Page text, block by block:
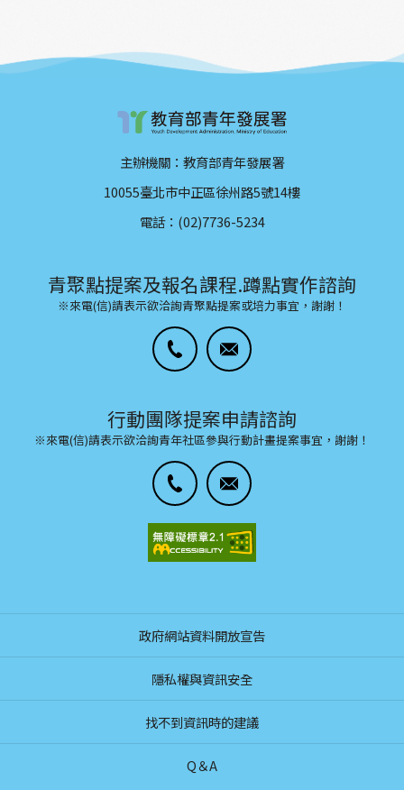
主辦機關：教育部青年發展署
10055臺北市中正區徐州路5號14樓
電話：(02)7736-5234
青聚點提案及報名課程.蹲點實作諮詢
※來電(信)請表示欲洽詢青聚點提案或培力事宜，謝謝！
行動團隊提案申請諮詢
※來電(信)請表示欲洽詢青年社區參與行動計畫提案事宜，謝謝！
政府網站資料開放宣告
隱私權與資訊安全
找不到資訊時的建議
Q＆A